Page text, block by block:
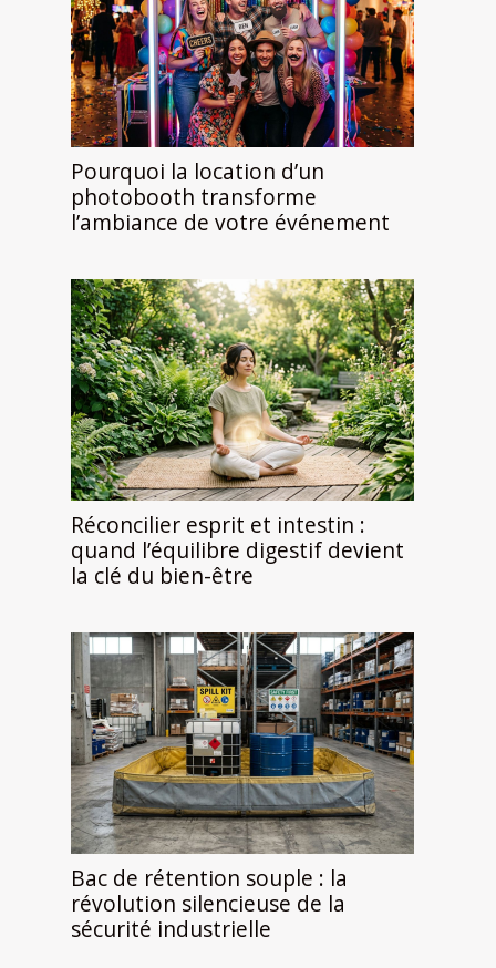
Pourquoi la location d’un
photobooth transforme
l’ambiance de votre événement
Réconcilier esprit et intestin :
quand l’équilibre digestif devient
la clé du bien-être
Bac de rétention souple : la
révolution silencieuse de la
sécurité industrielle